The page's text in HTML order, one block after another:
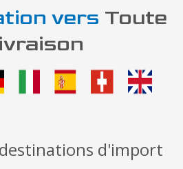
vers Toute
d'import